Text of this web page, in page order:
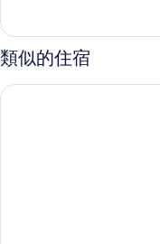
所
有
片
詳
情
大
雙
人
床
房,
2
張
大
類似的住宿
雪梨之歌飯店